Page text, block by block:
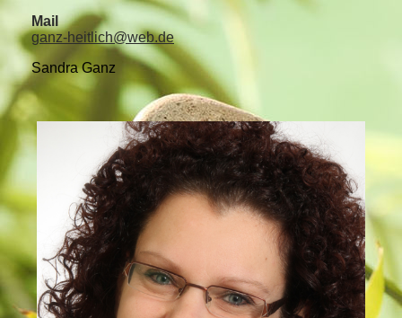
Mail
ganz-heitlich@web.de
Sandra Ganz